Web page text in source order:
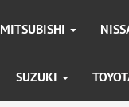
MITSUBISHI
SUZUKI